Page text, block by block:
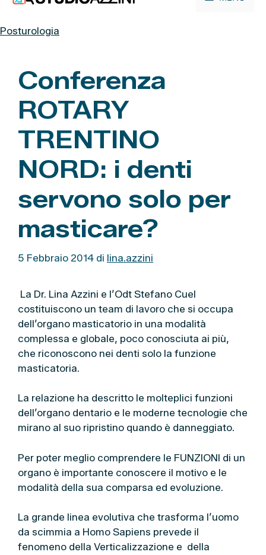
contenuto
Posturologia
Conferenza
ROTARY
TRENTINO
NORD: i denti
servono solo per
masticare?
5 Febbraio 2014 di lina.azzini
La Dr. Lina Azzini e l’Odt Stefano Cuel
costituiscono un team di lavoro che si occupa
dell’organo masticatorio in una modalità
complessa e globale, poco conosciuta ai più,
che riconoscono nei denti solo la funzione
masticatoria.
La relazione ha descritto le molteplici funzioni
dell’organo dentario e le moderne tecnologie che
mirano al suo ripristino quando è danneggiato.
Per poter meglio comprendere le FUNZIONI di un
organo è importante conoscere il motivo e le
modalità della sua comparsa ed evoluzione.
La grande linea evolutiva che trasforma l’uomo
da scimmia a Homo Sapiens prevede il
fenomeno della Verticalizzazione e della